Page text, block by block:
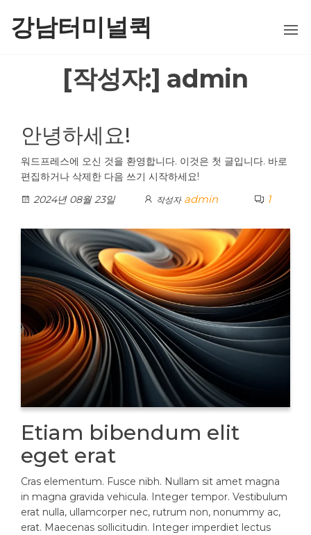
강남터미널퀵
[작성자:] admin
안녕하세요!
워드프레스에 오신 것을 환영합니다. 이것은 첫 글입니다. 바로
편집하거나 삭제한 다음 쓰기 시작하세요!
2024년 08월 23일
작성자 admin 1
Etiam bibendum elit
eget erat
Cras elementum. Fusce nibh. Nullam sit amet magna
in magna gravida vehicula. Integer tempor. Vestibulum
erat nulla, ullamcorper nec, rutrum non, nonummy ac,
erat. Maecenas sollicitudin. Integer imperdiet lectus